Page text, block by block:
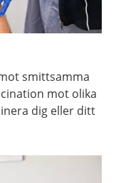
smittsamma
mot olika
dig eller ditt